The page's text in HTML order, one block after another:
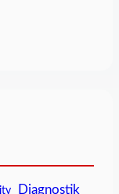
Diagnostik